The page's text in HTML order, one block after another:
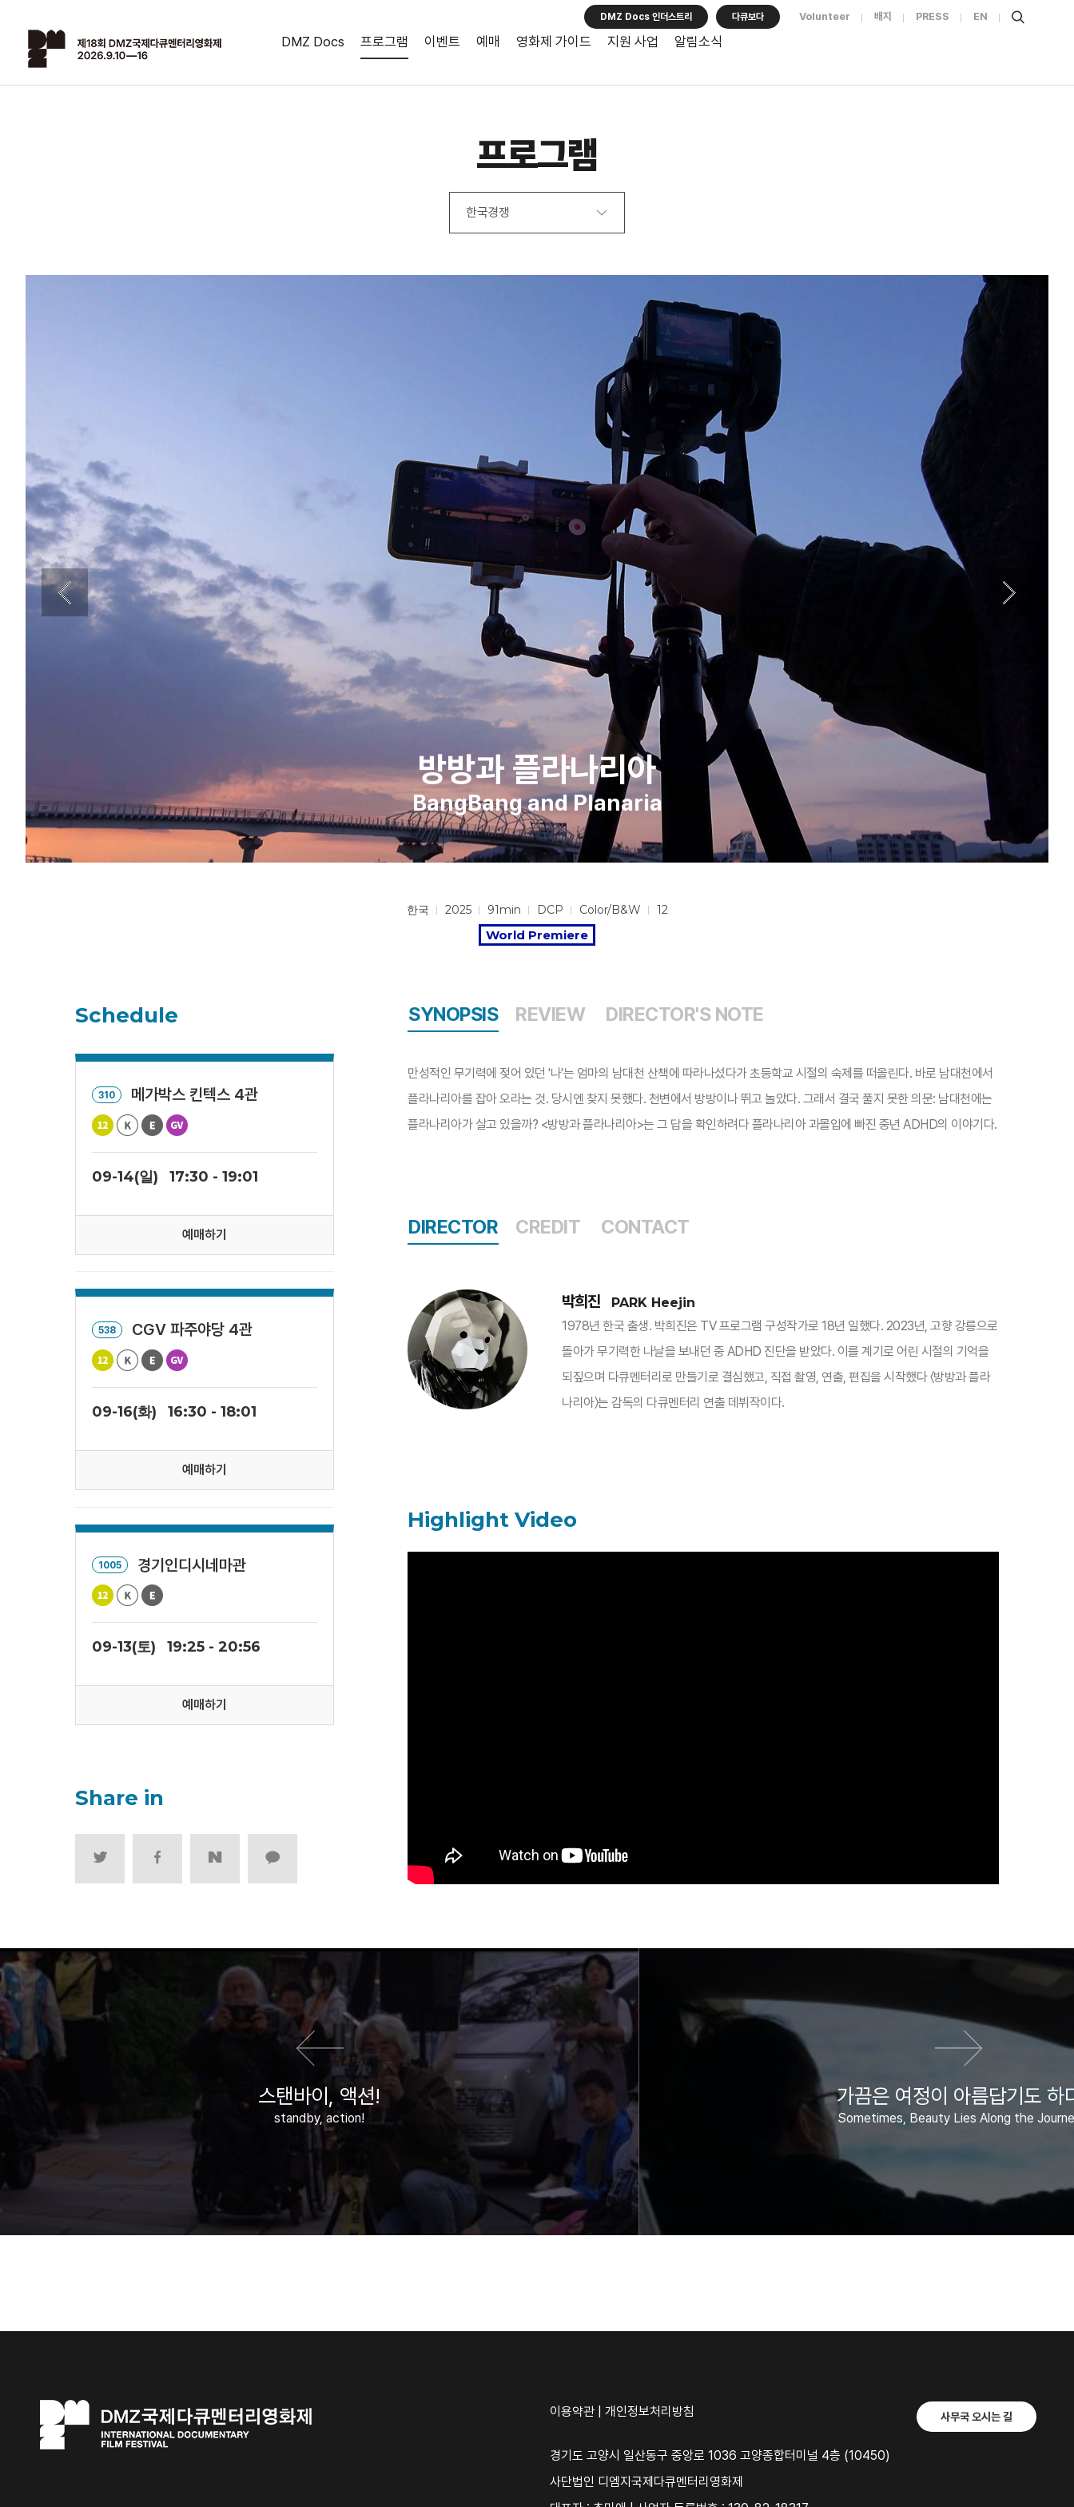
DMZ Docs 프로그램 이벤트 예매 영화제 가이드 지원 사업 알림소식
DMZ Docs 인더스트리 다큐보다 Volunteer 배지 PRESS EN
프로그램
한국경쟁
방방과 플라나리아
BangBang and Planaria
한국 2025 91min DCP Color/B&W 12
World Premiere
SYNOPSIS REVIEW DIRECTOR'S NOTE
만성적인 무기력에 젖어 있던 '나'는 엄마의 남대천 산책에 따라나섰다가 초등학교 시절의 숙제를 떠올린다. 바로 남대천에서
플라나리아를 잡아 오라는 것. 당시엔 찾지 못했다. 천변에서 방방이나 뛰고 놀았다. 그래서 결국 풀지 못한 의문: 남대천에는
플라나리아가 살고 있을까? <방방과 플라나리아>는 그 답을 확인하려다 플라나리아 과몰입에 빠진 중년 ADHD의 이야기다.​
DIRECTOR CREDIT CONTACT
박희진
PARK Heejin
1978년 한국 출생. 박희진은 TV 프로그램 구성작가로 18년 일했다. 2023년, 고향 강릉으로
돌아가 무기력한 나날을 보내던 중 ADHD 진단을 받았다. 이를 계기로 어린 시절의 기억을
되짚으며 다큐멘터리로 만들기로 결심했고, 직접 촬영, 연출, 편집을 시작했다 〈방방과 플라
나리아〉는 감독의 다큐멘터리 연출 데뷔작이다.
Highlight Video
Schedule
310 메가박스 킨텍스 4관
09-14(일) 17:30 - 19:01
예매하기
538 CGV 파주야당 4관
09-16(화) 16:30 - 18:01
예매하기
1005 경기인디시네마관
09-13(토) 19:25 - 20:56
예매하기
Share in
이전 영화
스탠바이, 액션!
standby, action!
가끔은 여정이 아름답기도 하
Sometimes, Beauty Lies Along the
이용약관 개인정보처리방침
경기도 고양시 일산동구 중앙로 1036 고양종합터미널 4층 (10450)
사단법인 디엠지국제다큐멘터리영화제
사무국 오시는 길